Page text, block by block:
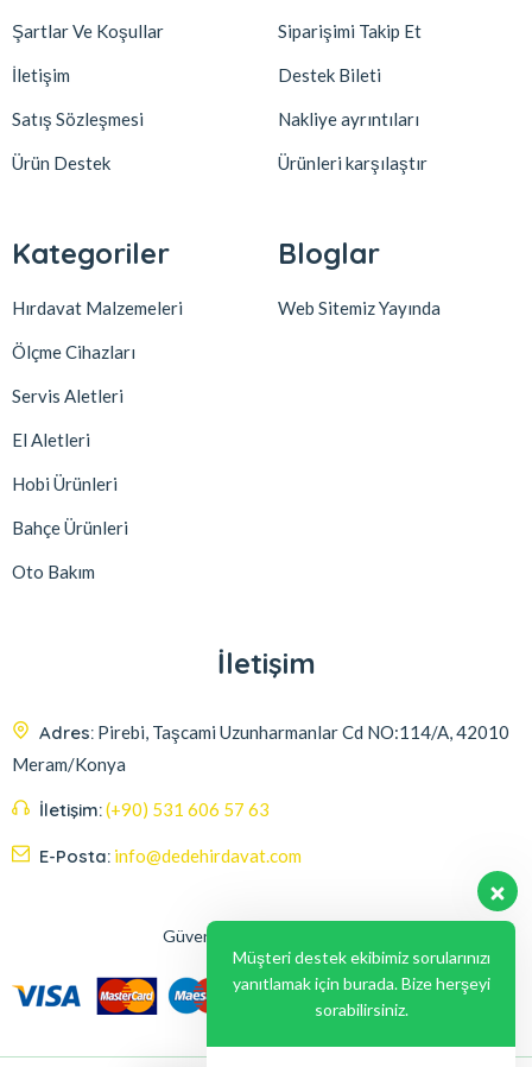
Şartlar Ve Koşullar
İletişim
Satış Sözleşmesi
Ürün Destek
Siparişimi Takip Et
Destek Bileti
Nakliye ayrıntıları
Ürünleri karşılaştır
Kategoriler
Hırdavat Malzemeleri
Ölçme Cihazları
Servis Aletleri
El Aletleri
Hobi Ürünleri
Bahçe Ürünleri
Oto Bakım
Bloglar
Web Sitemiz Yayında
İletişim
Adres: Pirebi, Taşcami Uzunharmanlar Cd NO:114/A, 42010
Meram/Konya
İletişim:(+90) 531 606 57 63
E-Posta: info@dedehirdavat.com
Güvenli Ödeme Seçenekleri
Müşteri destek ekibimiz sorularınızı
yanıtlamak için burada. Bize herşeyi
sorabilirsiniz.